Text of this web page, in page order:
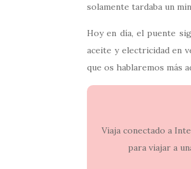
solamente tardaba un
Hoy en día, el puente
aceite y electricidad en
que os hablaremos más
Viaja conectado a
para viajar a